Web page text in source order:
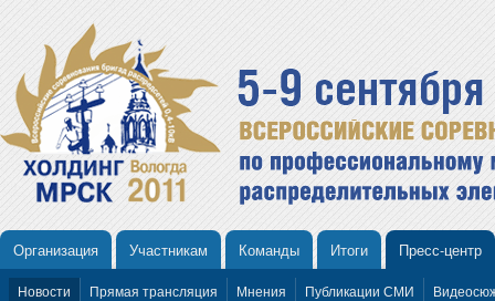
Организация Участникам Команды Итоги Пресс-центр
Новости Прямая трансляция Мнения Публикации СМИ